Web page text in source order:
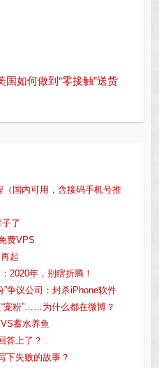
国如何做到“零接触”送货
国内可用，含接码手机号推
了
费VPS
起
2020年，别瞎折腾！
争议公司：封杀iPhone软件
宠粉”……为什么都在微博？
蓄水养鱼
答上了？
下失败的故事？